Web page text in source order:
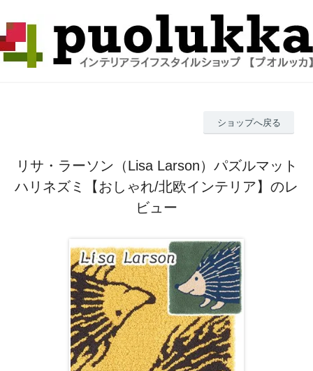
ショップへ戻る
リサ・ラーソン（Lisa Larson）パズルマット
ハリネズミ【おしゃれ/北欧インテリア】のレ
ビュー